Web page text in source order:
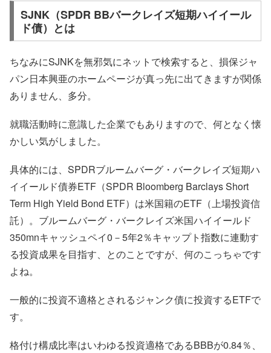
SJNK（SPDR BBバークレイズ短期ハイイール
ド債）とは
ちなみにSJNKを無邪気にネットで検索すると、損保ジャ
パン日本興亜のホームページが真っ先に出てきますが関係
ありません、多分。
就職活動時に意識した企業でもありますので、何となく懐
かしい気がしました。
具体的には、SPDRブルームバーグ・バークレイズ短期ハ
イイールド債券ETF（SPDR Bloomberg Barclays Short
Term High Yield Bond ETF）は米国籍のETF（上場投資信
託）。ブルームバーグ・バークレイズ米国ハイイールド
350mnキャッシュペイ0－5年2％キャップト指数に連動す
る投資成果を目指す、とのことですが、何のこっちゃです
よね。
一般的に投資不適格とされるジャンク債に投資するETFで
す。
格付け構成比率はいわゆる投資適格であるBBBが0.84％、